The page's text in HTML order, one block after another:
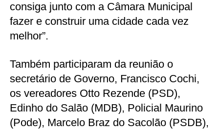
consiga junto com a Câmara Municipal
fazer e construir uma cidade cada vez
melhor”.
Também participaram da reunião o
secretário de Governo, Francisco Cochi,
os vereadores Otto Rezende (PSD),
Edinho do Salão (MDB), Policial Maurino
(Pode), Marcelo Braz do Sacolão (PSDB),